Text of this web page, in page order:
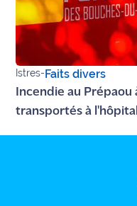
Conditions
générales
d'utilisation du
site maritima.fr
Istres-Faits divers
Incendie au
transportés à l'hôpital